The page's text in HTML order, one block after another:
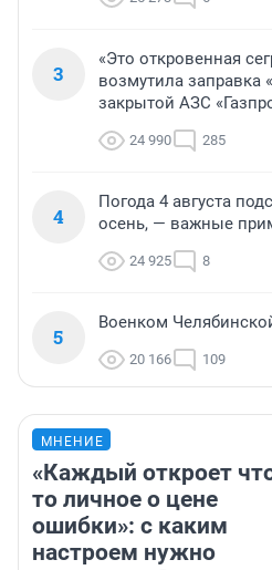
3
«Это откровенная
возмутила заправка
закрытой АЗС
24 990 285
4
Погода 4 августа
осень, — важные
24 925 8
5
Военком
20 166 109
МНЕНИЕ
«Каждый откроет
то личное о цене
ошибки»: с каким
настроем нужно